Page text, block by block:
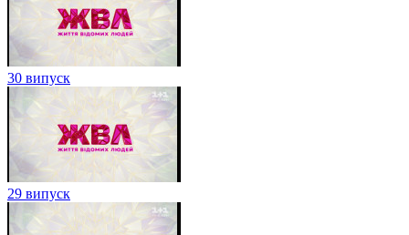
30 випуск
29 випуск